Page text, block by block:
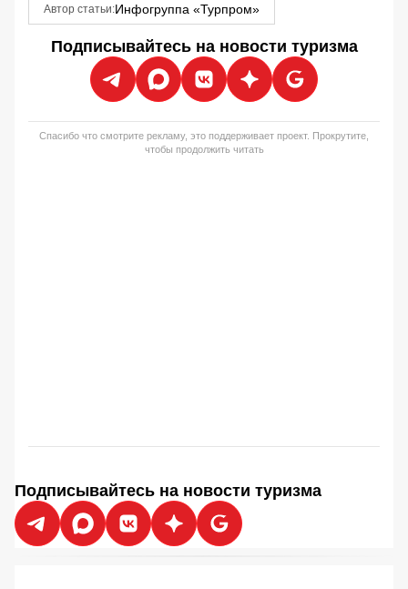
Автор статьи:Инфогруппа «Турпром»
Подписывайтесь на новости туризма
Спасибо что смотрите рекламу, это поддерживает проект. Прокрутите,
чтобы продолжить читать
Подписывайтесь на новости туризма